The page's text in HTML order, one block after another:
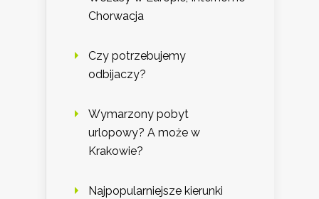
Chorwacja
Czy potrzebujemy
odbijaczy?
Wymarzony pobyt
urlopowy? A może w
Krakowie?
Najpopularniejsze kierunki